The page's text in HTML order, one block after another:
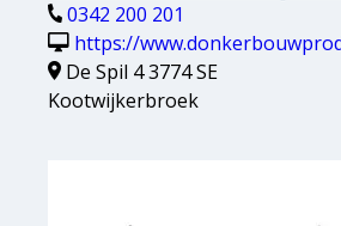
0342 200 201
https://
De Spil 4 3774 SE
Kootwijkerbroek